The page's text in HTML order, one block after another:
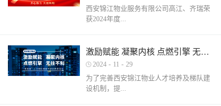
织并参与协会各项赛事，均取得傲人的成
绩。今年为了锻炼队伍，搭建更广阔的成
下的重要知识点串讲和一轮轮的复习备
考，比赛中，选手们沉着冷静，基本发挥
出了各自领域应有的实力。最终，三个工
种共计取得了二等奖1名，三等奖3名，优
使用，离人时应及时关闭电源。电动车应
在室外专用充电桩充电，不得在室内、走
充电，切勿长时间充电，勿飞线充电。汽
车内严禁放置打火机、罐装喷剂、香水、
移动电源等易燃易爆物品，定期检测更换
车载灭火器，定期对车辆维护保养。不要
躺在床上、沙发上吸烟，烟头要及时放到
员单位及“安居物业杯”西安市物业管理行
业职业技能竞赛优秀个人及优秀组织单位
获“全市技能竞赛优秀组织奖”西安锦江物
业曹林、张小刚、郭小龙荣获技能竞赛“一
等奖”西安锦江物业张国刚、谷展荣获技能
竞赛“二等奖”西安锦江物业惠张瑜、张盼
西安锦江物业服务有限公司高江、齐瑞荣
获2024年度...
陕西省物业管理协会“优秀项目经理”称
号。岁末回首，总结成绩，表彰优秀，
会召开盛会，表彰这一年在物业管理行业
的广阔舞台上绽放出熠熠光辉的精英
激励赋能 凝聚内核 点燃引擎 无往不利
2024 - 11 - 29
为了完善西安锦江物业人才培养及梯队建
设机制，提...